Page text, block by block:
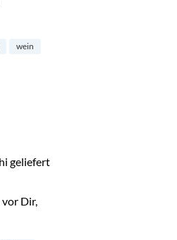
mitten in St. Pauli“
wein
geliefert
Dir,
Sushi & mehr“